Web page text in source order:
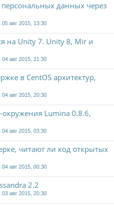
данных через
05 авг 2015, 13:30
на Unity 7. Unity 8, Mir и
04 авг 2015, 21:30
в CentOS архитектур,
04 авг 2015, 20:30
окружения Lumina 0.8.6,
04 авг 2015, 03:30
читают ли код открытых
04 авг 2015, 00:30
2.2
03 авг 2015, 20:30